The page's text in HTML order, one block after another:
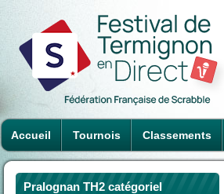
Accueil Tournois Classements
Pralognan TH2 catégoriel